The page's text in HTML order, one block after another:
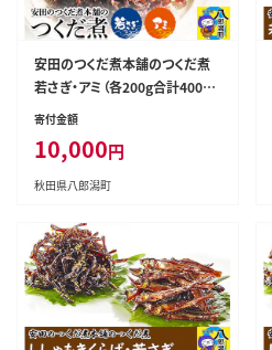
安田のつくだ煮本舗のつくだ煮
若さぎ・アミ（各200g合計400g）
[佃煮 つくだ煮 佃煮詰合せ 佃煮
ぎ]
寄付金額
10,000円
秋田県八郎潟町